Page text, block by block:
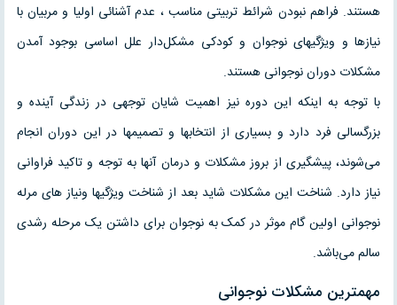
هستند. فراهم نبودن شرائط تربیتی مناسب ، عدم آشنائی اولیا و مربیان با
نیازها و ویژگیهای نوجوان و کودکی مشکل‌دار علل اساسی بوجود آمدن
مشکلات دوران نوجوانی هستند.
با توجه به اینکه این دوره نیز اهمیت شایان توجهی در زندگی آینده و
بزرگسالی فرد دارد و بسیاری از انتخابها و تصمیمها در این دوران انجام
می‌شوند، پیشگیری از بروز مشکلات و درمان آنها به توجه و تاکید فراوانی
نیاز دارد. شناخت این مشکلات شاید بعد از شناخت ویژگیها ونیاز های مرله
نوجوانی اولین گام موثر در کمک به نوجوان برای داشتن یک مرحله رشدی
سالم می‌باشد.
مهمترین مشکلات نوجوانی